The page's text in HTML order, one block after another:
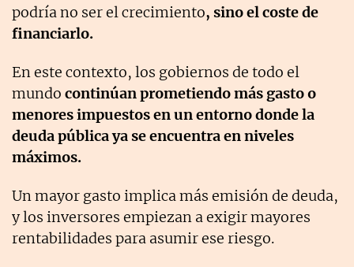
podría no ser el crecimiento, sino el coste de
financiarlo.
En este contexto, los gobiernos de todo el
mundo continúan prometiendo más gasto o
menores impuestos en un entorno donde la
deuda pública ya se encuentra en niveles
máximos.
Un mayor gasto implica más emisión de deuda,
y los inversores empiezan a exigir mayores
rentabilidades para asumir ese riesgo.